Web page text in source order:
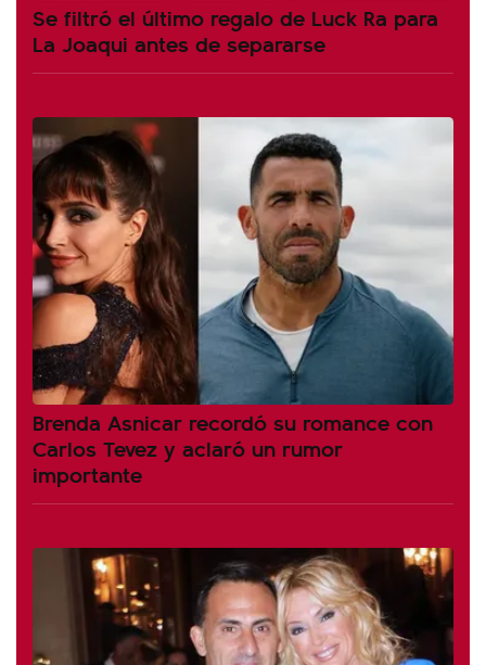
Se filtró el último regalo de Luck Ra para
La Joaqui antes de separarse
Brenda Asnicar recordó su romance con
Carlos Tevez y aclaró un rumor
importante